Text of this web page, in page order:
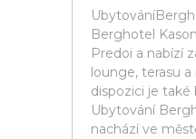
Berghotel
Predoi a nabízí
lounge, terasu a
dispozici je také
Ubytování
nachází ve